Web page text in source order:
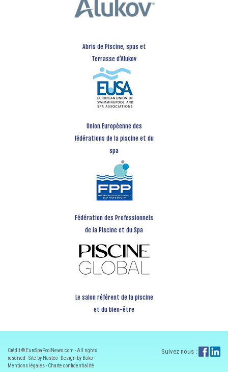
Abris de Piscine, spas et
Terrasse d’Alukov
Union Européenne des
fédérations de la piscine et du
spa
Fédération des Professionnels
de la Piscine et du Spa
Le salon référent de la piscine
et du bien-être
Crédit ® EuroSpaPoolNews.com - All rights
reserved - Site by Nasteo - Design by Bako -
Mentions légales-Charte confidentialité
Suivez nous :